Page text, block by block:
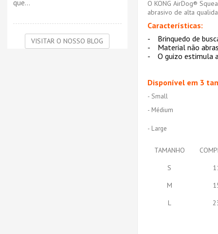
O KONG AirDog®
abrasivo de alta
Características:
- Brinquedo de
- Material não
- O guizo estimula
Disponível em 3
- Small
- Médium
- Large
TAMANHO
S
M
L
que...
VISITAR O NOSSO BLOG